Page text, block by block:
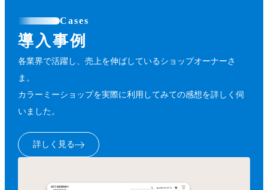
Cases
導入事例
各業界で活躍し、売上を伸ばしているショップオーナーさ
ま。
カラーミーショップを実際に利用してみての感想を詳しく伺
いました。
詳しく見る